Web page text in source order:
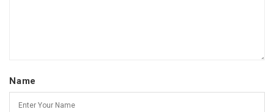
Name